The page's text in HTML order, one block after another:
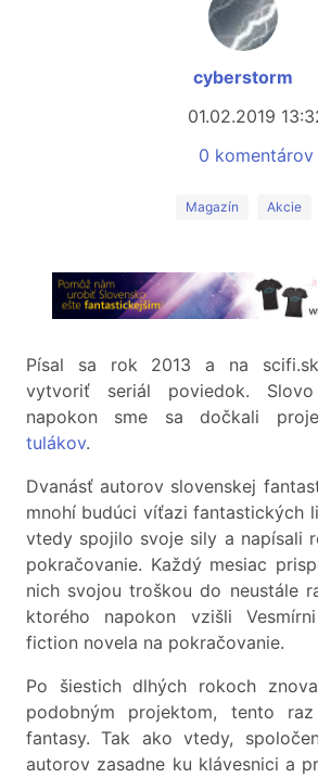
cyberstorm
01.02.2019
0 komentárov
Magazín Akcie
Písal sa rok 2013 a na
vytvoriť seriál poviedok.
napokon sme sa dočkali
tulákov.
Dvanásť autorov slovenskej
mnohí budúci víťazi fantastických
vtedy spojilo svoje sily a napísali
pokračovanie. Každý mesiac
nich svojou troškou do neustále
ktorého napokon vzišli
fiction novela na pokračovanie.
Po šiestich dlhých rokoch
podobným projektom, tento
fantasy. Tak ako vtedy,
autorov zasadne ku klávesnici a